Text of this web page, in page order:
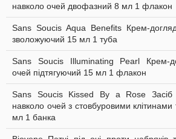
навколо очей двофазний 8 мл 1 флакон
Sans Soucis Aqua Benefits Крем-
зволожуючий 15 мл 1 туба
Sans Soucis Illuminating Pearl Крем-
очей підтягуючий 15 мл 1 флакон
Sans Soucis Kissed By a Rose Засіб
навколо очей з стовбуровими
мл 1 банка